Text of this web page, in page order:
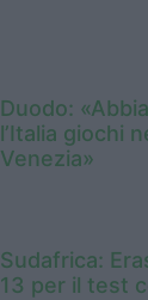
Duodo:
l’Italia giochi
Venezia»
Sudafrica:
13 per il test